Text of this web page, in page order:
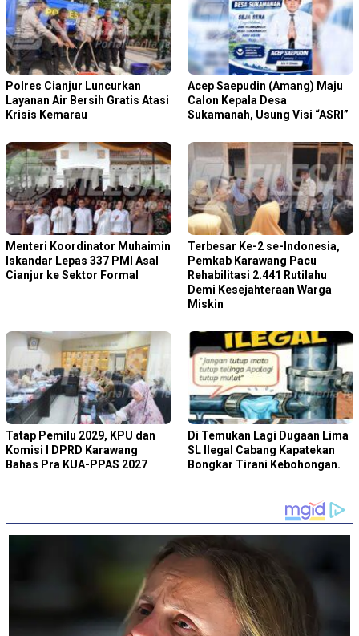
Polres Cianjur Luncurkan
Layanan Air Bersih Gratis Atasi
Krisis Kemarau
Acep Saepudin (Amang) Maju
Calon Kepala Desa
Sukamanah, Usung Visi “ASRI”
Menteri Koordinator Muhaimin
Iskandar Lepas 337 PMI Asal
Cianjur ke Sektor Formal
Terbesar Ke-2 se-Indonesia,
Pemkab Karawang Pacu
Rehabilitasi 2.441 Rutilahu
Demi Kesejahteraan Warga
Miskin
Tatap Pemilu 2029, KPU dan
Komisi I DPRD Karawang
Bahas Pra KUA-PPAS 2027
Di Temukan Lagi Dugaan Lima
SL Ilegal Cabang Kapatekan
Bongkar Tirani Kebohongan.